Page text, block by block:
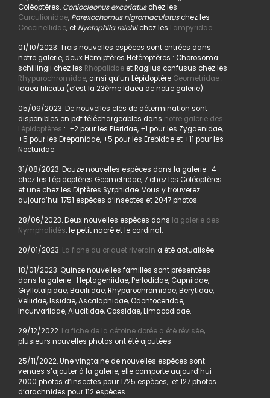
Coléoptères. Coniocleonus excoriatuschez les
Curculionidae, Parexochomus nigromaculatuschez les
Coccinellidae, et Nyctophila reichiichez les Lampyridae.
01/10/2023. Trois nouvelles espèces sont entrées dans
notre galerie, deux Hémiptères Hétéroptères : Chorosoma
schillingii chez les Rhopalidaeet Raglius confusus chez les
Rhyparochromidae, ainsi qu’un Lépidoptère Geometridae:
Idaea filicata (c’est la 23ème Idaea de notre galerie).
05/09/2023. De nouvelles clés de détermination sont
disponibles en pdf téléchargeables dans notre galerie des
Lépidoptères : +2 pour les Pieridae, +1 pour les Zygaenidae,
+5 pour les Drepanidae, +5 pour les Erebidae et +11 pour les
Noctuidae.
31/08/2023. Douze nouvelles espèces dans la galerie : 4
chez les Lépidoptères Geometridae, 7 chez les Coléoptères
et une chez les Diptères Syrphidae. Vous y trouverez
aujourd’hui 1751 espèces d’insectes et 2047 photos.
28/06/2023. Deux nouvelles espèces dans la galerie des
Nymphalidés, le petit nacré et le cardinal.
20/01/2023. La fiche du criquet riverain a été actualisée.
18/01/2023. Quinze nouvelles familles sont présentées
dans la galerie : Heptageniidae, Perlodidae, Capniidae,
Gryllotalpidae, Baciliidae, Rhyparochromidae, Berytidae,
Veliidae, Issidae, Ascalaphidae, Odontoceridae,
Incurvariidae, Alucitidae, Cossidae, Limacodidae.
29/12/2022. La fiche de la cétoine dorée a été révisée,
plusieurs nouvelles photos ont été ajoutées
25/11/2022. Une vingtaine de nouvelles espèces sont
venues s’ajouter à la galerie, elle comporte aujourd’hui
2000 photos d’insectes pour 1725 espèces, et 127 photos
d’arachnides pour 112 espèces.